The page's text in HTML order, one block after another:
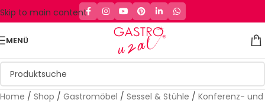
Skip to main content
MENÜ
Home / Shop / Gastromöbel / Sessel & Stühle / Konferenz- und